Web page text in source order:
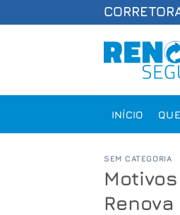
to
INÍCIO
SEM CATEGORIA